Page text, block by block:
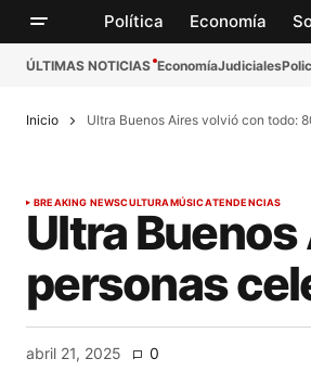
Política Economía
ÚLTIMAS NOTICIAS EconomíaJudiciales
Inicio Ultra Buenos Aires volvió con todo:
BREAKING NEWSCULTURAMÚSICATENDENCIAS
Ultra
personas
abril 21, 2025 0